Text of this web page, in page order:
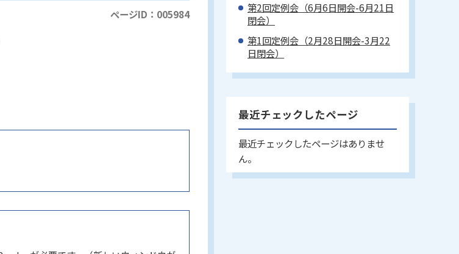
ページID：005984
第2回定例会（6月6日開会-6月21日
閉会）
第1回定例会（2月28日開会-3月22
日閉会）
最近チェックしたページ
最近チェックしたページはありませ
ん。